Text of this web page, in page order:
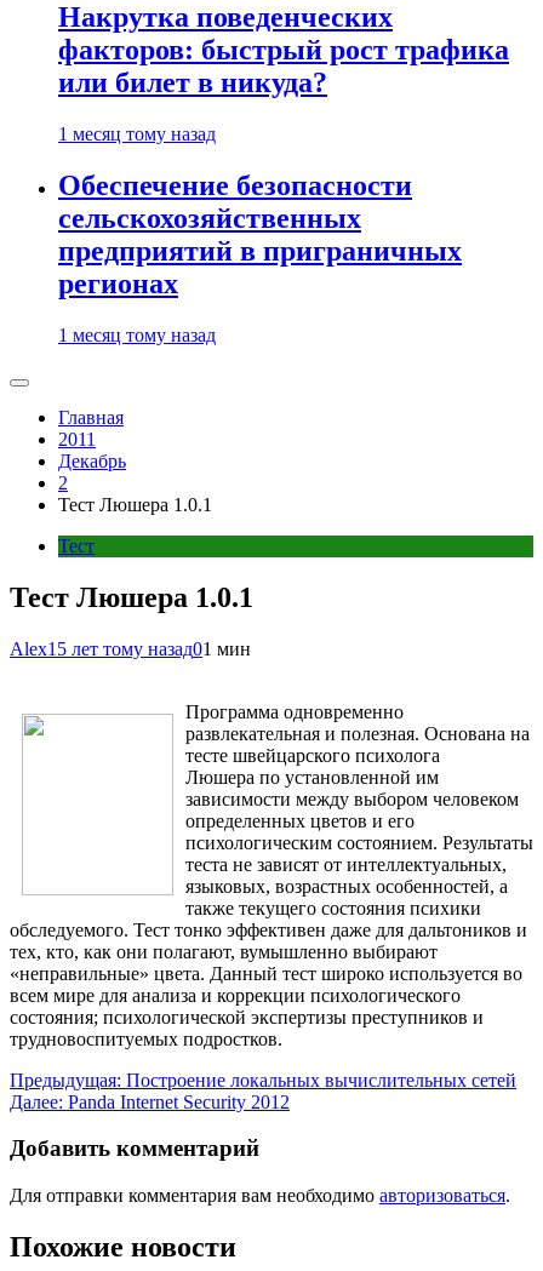
Накрутка поведенческих
факторов: быстрый рост трафика
или билет в никуда?
1 месяц тому назад
Обеспечение безопасности
сельскохозяйственных
предприятий в приграничных
регионах
1 месяц тому назад
Главная
2011
Декабрь
2
Тест Люшера 1.0.1
Тест
Тест Люшера 1.0.1
Alex15 лет тому назад01 мин
Программа одновременно
развлекательная и полезная. Основана на
тесте швейцарского психолога
Люшера по установленной им
зависимости между выбором человеком
определенных цветов и его
психологическим состоянием. Результаты
теста не зависят от интеллектуальных,
языковых, возрастных особенностей, а
также текущего состояния психики
обследуемого. Тест тонко эффективен даже для дальтоников и
тех, кто, как они полагают, вумышленно выбирают
«неправильные» цвета. Данный тест широко используется во
всем мире для анализа и коррекции психологического
состояния; психологической экспертизы преступников и
трудновоспитуемых подростков.
Навигация
по
записям
Предыдущая: Построение локальных вычислительных сетей
Далее: Panda Internet Security 2012
Добавить комментарий
Для отправки комментария вам необходимо авторизоваться.
Похожие новости